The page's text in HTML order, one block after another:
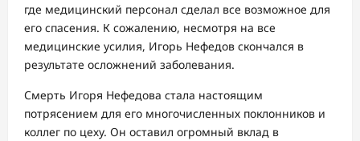
где медицинский персонал сделал все возможное для
его спасения. К сожалению, несмотря на все
медицинские усилия, Игорь Нефедов скончался в
результате осложнений заболевания.
Смерть Игоря Нефедова стала настоящим
потрясением для его многочисленных поклонников и
коллег по цеху. Он оставил огромный вклад в